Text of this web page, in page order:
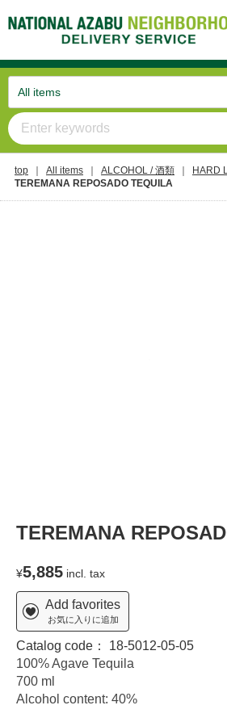
top All items ALCOHOL / 酒類
HARD
TEREMANA REPOSADO TEQUILA
TEREMANA
¥5,885 incl. tax
Add favorites
お気に入りに追加
Catalog code： 18-5012-05-05
100% Agave Tequila
700 ml
Alcohol content: 40%